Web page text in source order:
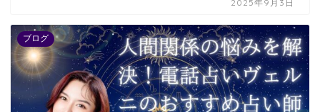
2025年9月3日
ブログ